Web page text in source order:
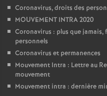
Coronavirus, droits des
MOUVEMENT INTRA 2020
Coronavirus : plus que
personnels
Coronavirus et permanences
Mouvement Intra : Lettre au
mouvement
Mouvement intra : dernière